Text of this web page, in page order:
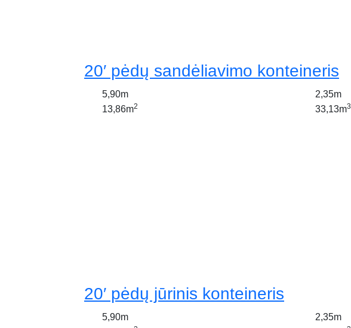
20′ pėdų sandėliavimo konteineris
5,90m 2,35m
13,86m2 33,13m3
20′ pėdų jūrinis konteineris
5,90m 2,35m